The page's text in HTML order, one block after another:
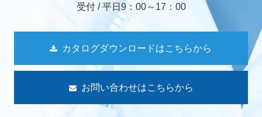
受付 / 平日9：00～17：00
カタログダウンロードはこちらから
お問い合わせはこちらから